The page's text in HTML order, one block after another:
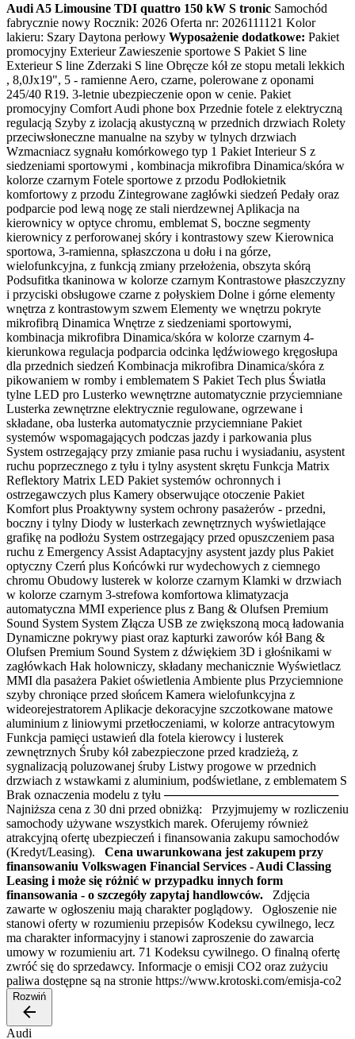
Audi A5 Limousine TDI quattro 150 kW S tronic Samochód
fabrycznie nowy Rocznik: 2026 Oferta nr: 2026111121 Kolor
lakieru: Szary Daytona perłowy Wyposażenie dodatkowe: Pakiet
promocyjny Exterieur Zawieszenie sportowe S Pakiet S line
Exterieur S line Zderzaki S line Obręcze kół ze stopu metali lekkich
, 8,0Jx19", 5 - ramienne Aero, czarne, polerowane z oponami
245/40 R19. 3-letnie ubezpieczenie opon w cenie. Pakiet
promocyjny Comfort Audi phone box Przednie fotele z elektryczną
regulacją Szyby z izolacją akustyczną w przednich drzwiach Rolety
przeciwsłoneczne manualne na szyby w tylnych drzwiach
Wzmacniacz sygnału komórkowego typ 1 Pakiet Interieur S z
siedzeniami sportowymi , kombinacja mikrofibra Dinamica/skóra w
kolorze czarnym Fotele sportowe z przodu Podłokietnik
komfortowy z przodu Zintegrowane zagłówki siedzeń Pedały oraz
podparcie pod lewą nogę ze stali nierdzewnej Aplikacja na
kierownicy w optyce chromu, emblemat S, boczne segmenty
kierownicy z perforowanej skóry i kontrastowy szew Kierownica
sportowa, 3-ramienna, spłaszczona u dołu i na górze,
wielofunkcyjna, z funkcją zmiany przełożenia, obszyta skórą
Podsufitka tkaninowa w kolorze czarnym Kontrastowe płaszczyzny
i przyciski obsługowe czarne z połyskiem Dolne i górne elementy
wnętrza z kontrastowym szwem Elementy we wnętrzu pokryte
mikrofibrą Dinamica Wnętrze z siedzeniami sportowymi,
kombinacja mikrofibra Dinamica/skóra w kolorze czarnym 4-
kierunkowa regulacja podparcia odcinka lędźwiowego kręgosłupa
dla przednich siedzeń Kombinacja mikrofibra Dinamica/skóra z
pikowaniem w romby i emblematem S Pakiet Tech plus Światła
tylne LED pro Lusterko wewnętrzne automatycznie przyciemniane
Lusterka zewnętrzne elektrycznie regulowane, ogrzewane i
składane, oba lusterka automatycznie przyciemniane Pakiet
systemów wspomagających podczas jazdy i parkowania plus
System ostrzegający przy zmianie pasa ruchu i wysiadaniu, asystent
ruchu poprzecznego z tyłu i tylny asystent skrętu Funkcja Matrix
Reflektory Matrix LED Pakiet systemów ochronnych i
ostrzegawczych plus Kamery obserwujące otoczenie Pakiet
Komfort plus Proaktywny system ochrony pasażerów - przedni,
boczny i tylny Diody w lusterkach zewnętrznych wyświetlające
grafikę na podłożu System ostrzegający przed opuszczeniem pasa
ruchu z Emergency Assist Adaptacyjny asystent jazdy plus Pakiet
optyczny Czerń plus Końcówki rur wydechowych z ciemnego
chromu Obudowy lusterek w kolorze czarnym Klamki w drzwiach
w kolorze czarnym 3-strefowa komfortowa klimatyzacja
automatyczna MMI experience plus z Bang & Olufsen Premium
Sound System System Złącza USB ze zwiększoną mocą ładowania
Dynamiczne pokrywy piast oraz kapturki zaworów kół Bang &
Olufsen Premium Sound System z dźwiękiem 3D i głośnikami w
zagłówkach Hak holowniczy, składany mechanicznie Wyświetlacz
MMI dla pasażera Pakiet oświetlenia Ambiente plus Przyciemnione
szyby chroniące przed słońcem Kamera wielofunkcyjna z
wideorejestratorem Aplikacje dekoracyjne szczotkowane matowe
aluminium z liniowymi przetłoczeniami, w kolorze antracytowym
Funkcja pamięci ustawień dla fotela kierowcy i lusterek
zewnętrznych Śruby kół zabezpieczone przed kradzieżą, z
sygnalizacją poluzowanej śruby Listwy progowe w przednich
drzwiach z wstawkami z aluminium, podświetlane, z emblematem S
Brak oznaczenia modelu z tyłu ────────────────────
Najniższa cena z 30 dni przed obniżką: Przyjmujemy w rozliczeniu
samochody używane wszystkich marek. Oferujemy również
atrakcyjną ofertę ubezpieczeń i finansowania zakupu samochodów
(Kredyt/Leasing). Cena uwarunkowana jest zakupem przy
finansowaniu Volkswagen Financial Services - Audi Classing
Leasing i może się różnić w przypadku innych form
finansowania - o szczegóły zapytaj handlowców. Zdjęcia
zawarte w ogłoszeniu mają charakter poglądowy. Ogłoszenie nie
stanowi oferty w rozumieniu przepisów Kodeksu cywilnego, lecz
ma charakter informacyjny i stanowi zaproszenie do zawarcia
umowy w rozumieniu art. 71 Kodeksu cywilnego. O finalną ofertę
zwróć się do sprzedawcy. Informacje o emisji CO2 oraz zużyciu
paliwa dostępne są na stronie https://www.krotoski.com/emisja-co2
Rozwiń
Audi